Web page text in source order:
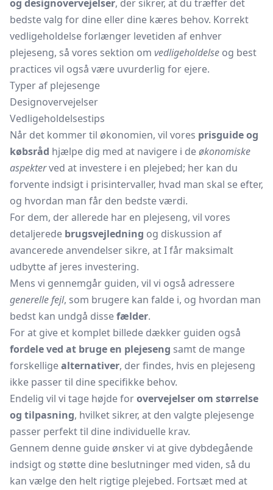
og designovervejelser, der sikrer, at du træffer det
bedste valg for dine eller dine kæres behov. Korrekt
vedligeholdelse forlænger levetiden af enhver
plejeseng, så vores sektion om vedligeholdelse og best
practices vil også være uvurderlig for ejere.
Typer af plejesenge
Designovervejelser
Vedligeholdelsestips
Når det kommer til økonomien, vil vores prisguide og
købsråd hjælpe dig med at navigere i deøkonomiske
aspekterved at investere i en plejebed; her kan du
forvente indsigt i prisintervaller, hvad man skal se efter,
og hvordan man får den bedste værdi.
For dem, der allerede har en plejeseng, vil vores
detaljerede brugsvejledning og diskussion af
avancerede anvendelser sikre, at I får maksimalt
udbytte af jeres investering.
Mens vi gennemgår guiden, vil vi også adressere
generelle fejl, som brugere kan falde i, og hvordan man
bedst kan undgå dissefælder.
For at give et komplet billede dækker guiden også
fordele ved at bruge en plejeseng samt de mange
forskelligealternativer, der findes, hvis en plejeseng
ikke passer til dine specifikke behov.
Endelig vil vi tage højde forovervejelser om størrelse
og tilpasning, hvilket sikrer, at den valgte plejesenge
passer perfekt til dine individuelle krav.
Gennem denne guide ønsker vi at give dybdegående
indsigt og støtte dine beslutninger med viden, så du
kan vælge den helt rigtige plejebed. Fortsæt med at